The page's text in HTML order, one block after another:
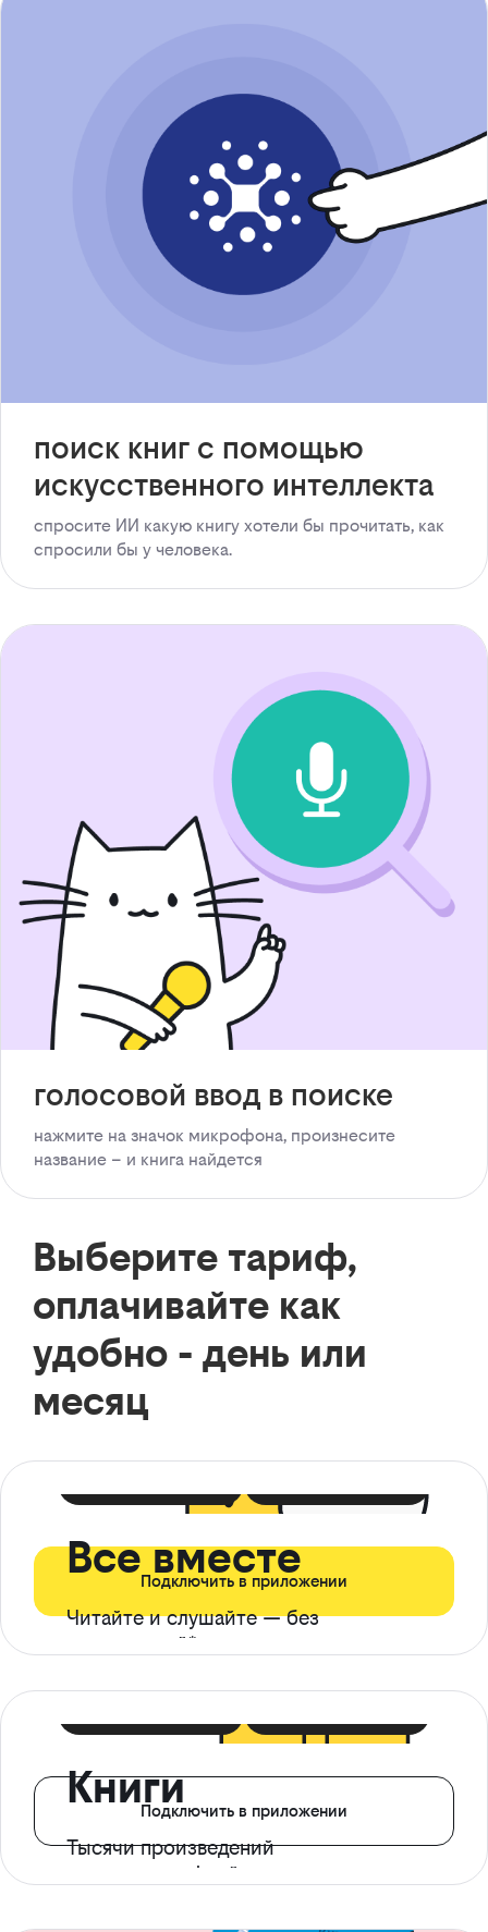
поиск книг с помощью
искусственного интеллекта
спросите ИИ какую книгу хотели бы прочитать, как
спросили бы у человека.
голосовой ввод в поиске
нажмите на значок микрофона, произнесите
название – и книга найдется
Выберите тариф,
оплачивайте как
удобно - день или
месяц
Все вместе
Читайте и слушайте — без
ограничений*
Подключить в приложении
Книги
Тысячи произведений
с доступом офлайн
Подключить в приложении